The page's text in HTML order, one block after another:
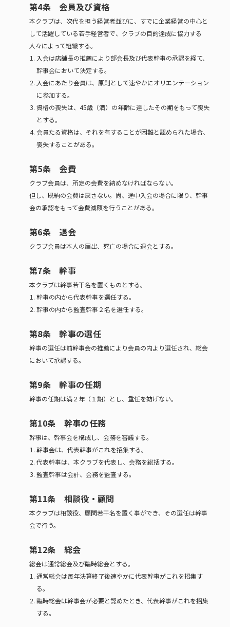
第4条 会員及び資格
本クラブは、次代を担う経営者並びに、すでに企業経営の中心と
して活躍している若手経営者で、クラブの目的達成に協力する
人々によって組織する。
入会は店舗長の推薦により部会長及び代表幹事の承認を経て、
幹事会において決定する。
入会にあたり会員は、原則として速やかにオリエンテーション
に参加する。
資格の喪失は、45歳（満）の年齢に達したその期をもって喪失
とする。
会員たる資格は、それを有することが困難と認められた場合、
喪失することがある。
第5条 会費
クラブ会員は、所定の会費を納めなければならない。
但し、既納の会費は戻さない。尚、途中入会の場合に限り、幹事
会の承認をもって会費減額を行うことがある。
第6条 退会
クラブ会員は本人の届出、死亡の場合に退会とする。
第7条 幹事
本クラブは幹事若干名を置くものとする。
幹事の内から代表幹事を選任する。
幹事の内から監査幹事２名を選任する。
第8条 幹事の選任
幹事の選任は前幹事会の推薦により会員の内より選任され、総会
において承認する。
第9条 幹事の任期
幹事の任期は満２年（１期）とし、重任を妨げない。
第10条 幹事の任務
幹事は、幹事会を構成し、会務を審議する。
幹事会は、代表幹事がこれを招集する。
代表幹事は、本クラブを代表し、会務を総括する。
監査幹事は会計、会務を監査する。
第11条 相談役・顧問
本クラブは相談役、顧問若干名を置く事ができ、その選任は幹事
会で行う。
第12条 総会
総会は通常総会及び臨時総会とする。
通常総会は毎年決算終了後速やかに代表幹事がこれを招集す
る。
臨時総会は幹事会が必要と認めたとき、代表幹事がこれを招集
する。